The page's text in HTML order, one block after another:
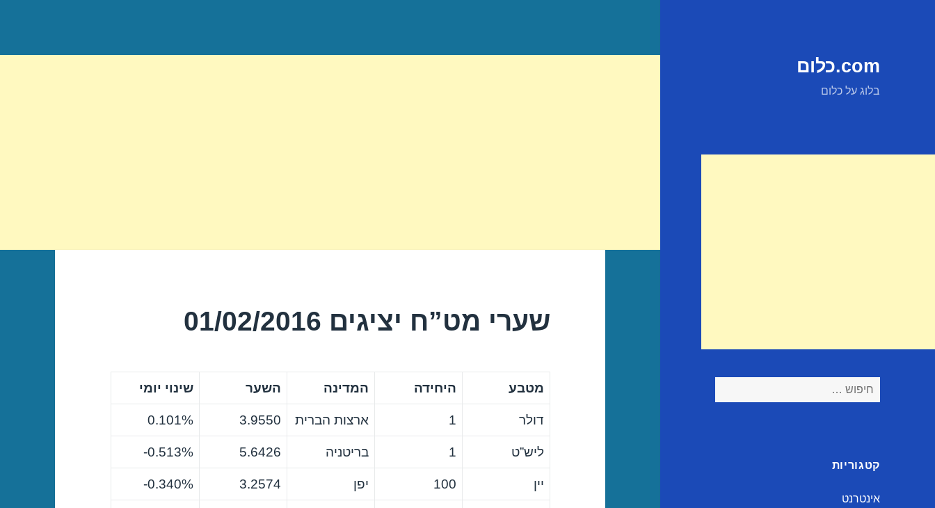
com.כלום
בלוג על כלום
חיפוש:
קטגוריות
אינטרנט
שערי מט”ח יציגים 01/02/2016
מטבע היחידה המדינה השער שינוי יומי
דולר 1 ארצות הברית 3.9550
0.101%
ליש”ט 1 בריטניה 5.6426
0.513%-
יין 100 יפן 3.2574
0.340%-